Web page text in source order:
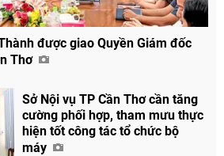
được giao Quyền Giám đốc
Thơ
Sở Nội vụ TP Cần Thơ cần tăng
cường phối hợp, tham mưu thực
hiện tốt công tác tổ chức bộ
máy